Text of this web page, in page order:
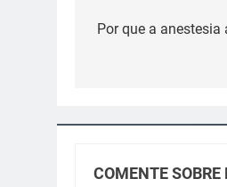
de
Por que a
COMENTE